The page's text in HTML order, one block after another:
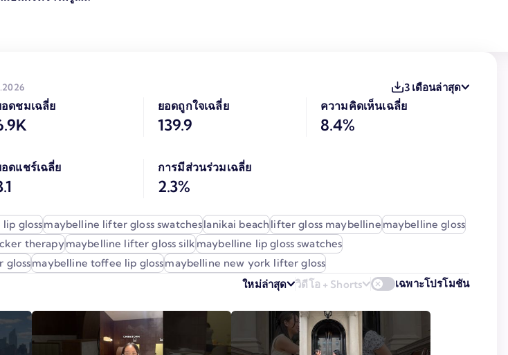
3 เดือนล่าสุด
อดชมเฉลี่ย ยอดถูกใจเฉลี่ย
139.9
ความคิดเห็นเฉลี่ย
8.4%
อดแชร์เฉลี่ย การมีส่วนร่วมเฉลี่ย
2.3%
glossmaybelline lifter gloss swatcheslanikai beach lifter gloss maybelline maybelline gloss
therapymaybelline lifter gloss silk maybelline lip gloss swatches
glossmaybelline toffee lip glossmaybelline new york lifter gloss
ใหม่ล่าสุด วิดีโอ + Shorts เฉพาะโปรโมชัน